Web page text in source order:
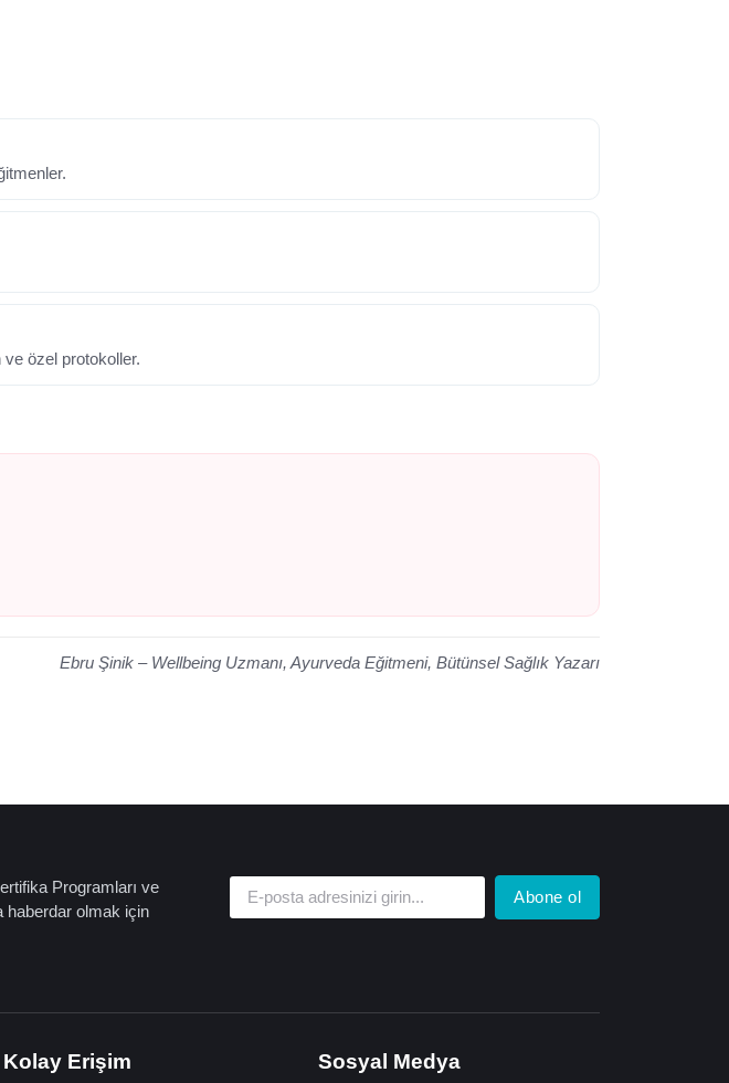
ve özel protokoller.
Ebru Şinik – Wellbeing Uzmanı, Ayurveda Eğitmeni, Bütünsel Sağlık Yazarı
Programları ve
haberdar olmak için
Abone ol
Kolay Erişim Sosyal Medya